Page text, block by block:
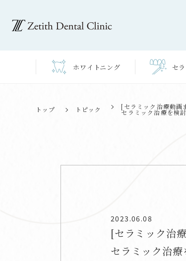
ホワイトニング セ
トップ トピック [セラミック治療動画
セラミック治療を検
2023.06.08
[セラミック治
セラミック治